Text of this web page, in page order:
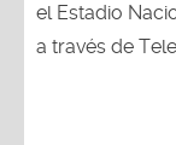
el Estadio
a través de